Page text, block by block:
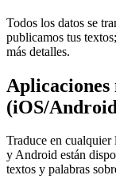
Todos los datos se
publicamos tus
más detalles.
(iOS/
Traduce en
y Android están
textos y palabras